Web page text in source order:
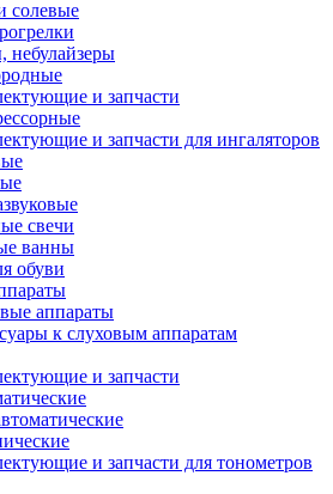
солевые
небулайзеры
и запчасти
и запчасти для ингаляторов
свечи
ванны
обуви
аппараты
к слуховым аппаратам
и запчасти
и запчасти для тонометров